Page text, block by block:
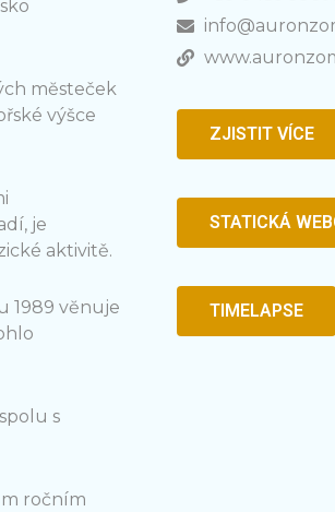
mĕsteček
výšce
je
aktivitě.
1989 vĕnuje
s
ročním
ZJISTIT VÍCE
STATICKÁ
TIMELAPSE